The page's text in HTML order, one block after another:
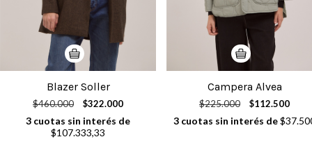
Blazer Soller
$460.000 $322.000
3 cuotas sin interés de
$107.333,33
Campera Alvea
$225.000 $112.500
3 cuotas sin interés de